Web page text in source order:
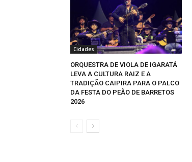
Cidades
ORQUESTRA DE VIOLA DE IGARATÁ
LEVA A CULTURA RAIZ E A
TRADIÇÃO CAIPIRA PARA O PALCO
DA FESTA DO PEÃO DE BARRETOS
2026